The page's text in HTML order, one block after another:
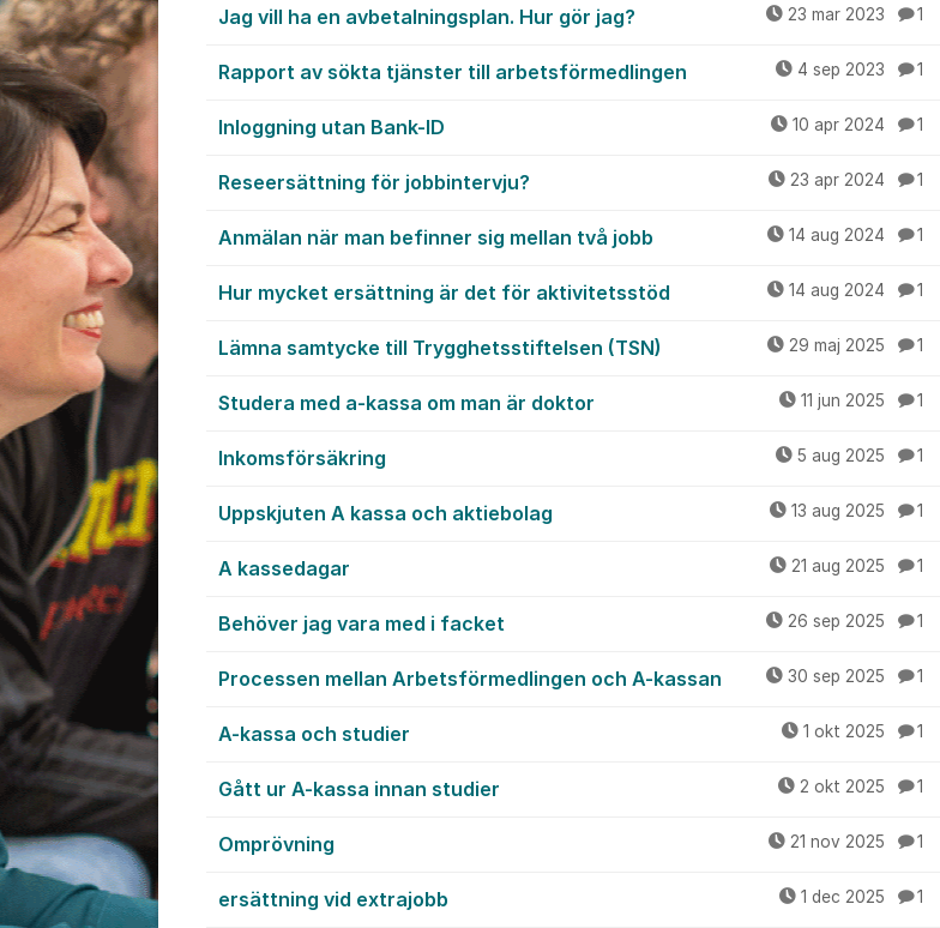
Jag vill ha en avbetalningsplan. Hur gör jag? 23 mar 2023 1
Rapport av sökta tjänster till arbetsförmedlingen 4 sep 2023 1
Inloggning utan Bank-ID 10 apr 2024 1
Reseersättning för jobbintervju? 23 apr 2024 1
Anmälan när man befinner sig mellan två jobb 14 aug 2024 1
Hur mycket ersättning är det för aktivitetsstöd 14 aug 2024 1
Lämna samtycke till Trygghetsstiftelsen (TSN) 29 maj 2025 1
Studera med a-kassa om man är doktor 11 jun 2025 1
Inkomsförsäkring 5 aug 2025 1
Uppskjuten A kassa och aktiebolag 13 aug 2025 1
A kassedagar 21 aug 2025 1
Behöver jag vara med i facket 26 sep 2025 1
Processen mellan Arbetsförmedlingen och A-kassan 30 sep 2025 1
A-kassa och studier 1 okt 2025 1
Gått ur A-kassa innan studier 2 okt 2025 1
Omprövning 21 nov 2025 1
ersättning vid extrajobb 1 dec 2025 1